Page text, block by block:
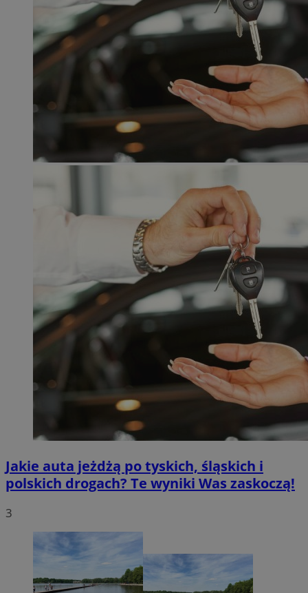
Jakie auta jeżdżą po tyskich, śląskich i
polskich drogach? Te wyniki Was zaskoczą!
3